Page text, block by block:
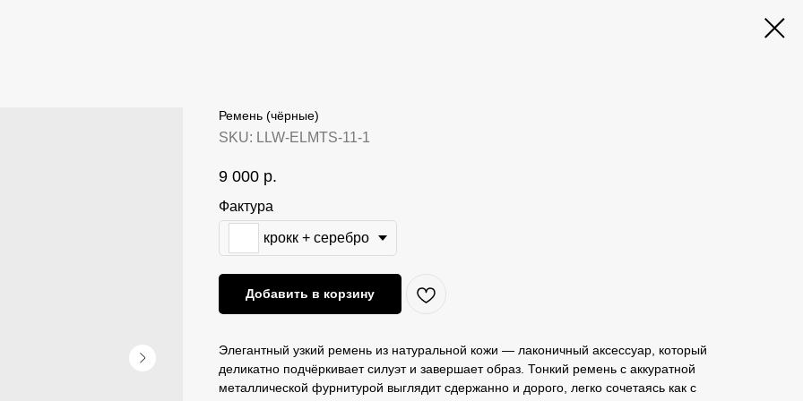
Ремень (чёрные)
SKU: LLW-ELMTS-11-1
9 000 р.
Фактура
крокк + серебро
Добавить в корзину
Элегантный узкий ремень из натуральной кожи — лаконичный аксессуар, который
деликатно подчёркивает силуэт и завершает образ. Тонкий ремень с аккуратной
металлической фурнитурой выглядит сдержанно и дорого, легко сочетаясь как с